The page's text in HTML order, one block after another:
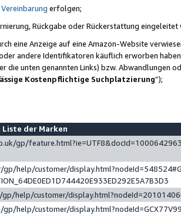
Vereinbarung erfolgen;
Rückgabe oder Rückerstattung eingeleitet
eine Anzeige auf eine Amazon-Website
andere Identifikatoren käuflich erworben
die unten genannten Links) bzw. Abwandlungen
Kostenpflichtige Suchplatzierung”);
der Marken
gp/feature.html?ie=UTF8&docId=1000642963
help/customer/
help/customer/
help/customer/